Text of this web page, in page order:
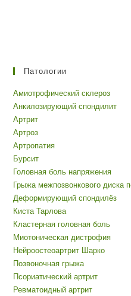
Патологии
Амиотрофический склероз
Анкилозирующий спондилит
Артрит
Артроз
Артропатия
Бурсит
Головная боль напряжения
Грыжа межпозвонкового диска
Деформирующий спондилёз
Киста Тарлова
Кластерная головная боль
Миотоническая дистрофия
Нейроостеоартрит Шарко
Позвоночная грыжа
Псориатический артрит
Ревматоидный артрит